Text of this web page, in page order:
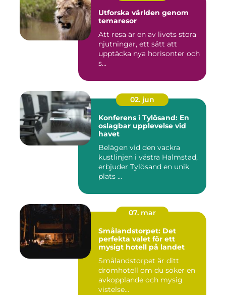
Utforska världen genom
temaresor
Att resa är en av livets stora
njutningar, ett sätt att
upptäcka nya horisonter och
s...
02. jun
Konferens i Tylösand: En
oslagbar upplevelse vid
havet
Belägen vid den vackra
kustlinjen i västra Halmstad,
erbjuder Tylösand en unik
plats ...
07. mar
Smålandstorpet: Det
perfekta valet för ett
mysigt hotell på landet
Smålandstorpet är ditt
drömhotell om du söker en
avkopplande och mysig
vistelse...